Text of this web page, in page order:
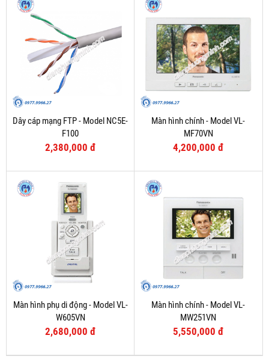
Dây cáp mạng FTP - Model NC5E-
F100
2,380,000 đ
Màn hình chính - Model VL-
MF70VN
4,200,000 đ
Màn hình phụ di động - Model VL-
W605VN
2,680,000 đ
Màn hình chính - Model VL-
MW251VN
5,550,000 đ